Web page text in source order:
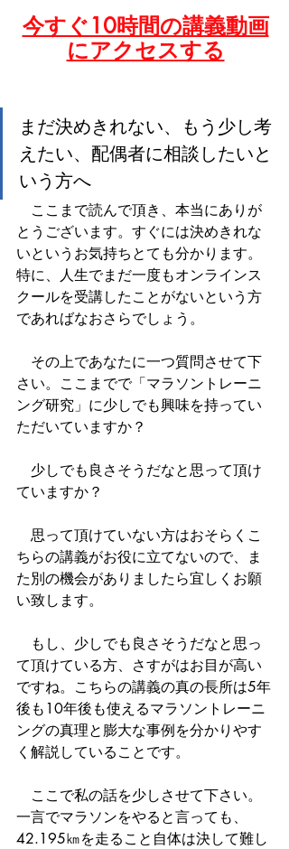
今すぐ10時間の講義動画
にアクセスする
まだ決めきれない、もう少し考
えたい、配偶者に相談したいと
いう方へ
ここまで読んで頂き、本当にありが
とうございます。すぐには決めきれな
いというお気持ちとても分かります。
特に、人生でまだ一度もオンラインス
クールを受講したことがないという方
であればなおさらでしょう。
その上であなたに一つ質問させて下
さい。ここまでで「マラソントレーニ
ング研究」に少しでも興味を持ってい
ただいていますか？
少しでも良さそうだなと思って頂け
ていますか？
思って頂けていない方はおそらくこ
ちらの講義がお役に立てないので、ま
た別の機会がありましたら宜しくお願
い致します。
もし、少しでも良さそうだなと思っ
て頂けている方、さすがはお目が高い
ですね。こちらの講義の真の長所は5年
後も10年後も使えるマラソントレーニ
ングの真理と膨大な事例を分かりやす
く解説していることです。
ここで私の話を少しさせて下さい。
一言でマラソンをやると言っても、
42.195㎞を走ること自体は決して難し